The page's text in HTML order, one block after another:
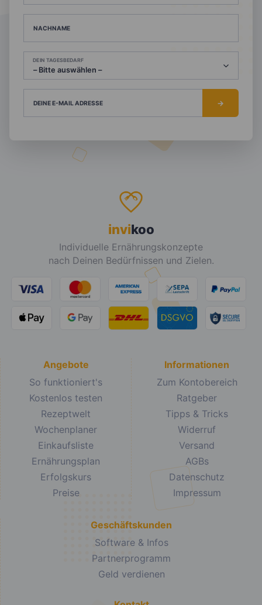
NACHNAME
DEIN TAGESBEDARF
DEINE E-MAIL ADRESSE
invikoo
Individuelle Ernährungskonzepte
nach Deinen Bedürfnissen und Zielen.
Angebote
So funktioniert's
Kostenlos testen
Rezeptwelt
Wochenplaner
Einkaufsliste
Ernährungsplan
Erfolgskurs
Preise
Informationen
Zum Kontobereich
Ratgeber
Tipps & Tricks
Widerruf
Versand
AGBs
Datenschutz
Impressum
Geschäftskunden
Software & Infos
Partnerprogramm
Geld verdienen